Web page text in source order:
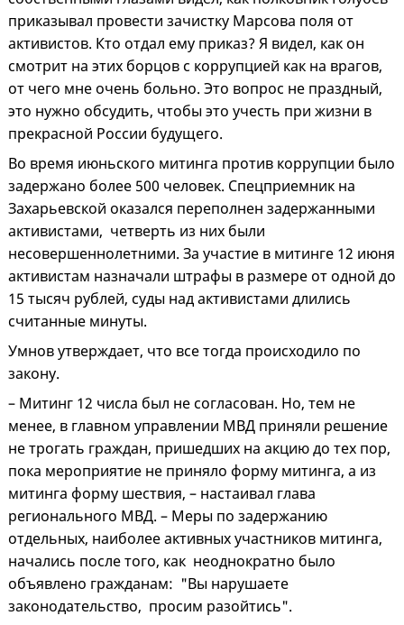
приказывал провести зачистку Марсова поля от
активистов. Кто отдал ему приказ? Я видел, как он
смотрит на этих борцов с коррупцией как на врагов,
от чего мне очень больно. Это вопрос не праздный,
это нужно обсудить, чтобы это учесть при жизни в
прекрасной России будущего.
Во время июньского митинга против коррупции было
задержано более 500 человек. Спецприемник на
Захарьевской оказался переполнен задержанными
активистами, четверть из них были
несовершеннолетними. За участие в митинге 12 июня
активистам назначали штрафы в размере от одной до
15 тысяч рублей, суды над активистами длились
считанные минуты.
Умнов утверждает, что все тогда происходило по
закону.
– Митинг 12 числа был не согласован. Но, тем не
менее, в главном управлении МВД приняли решение
не трогать граждан, пришедших на акцию до тех пор,
пока мероприятие не приняло форму митинга, а из
митинга форму шествия, – настаивал глава
регионального МВД. – Меры по задержанию
отдельных, наиболее активных участников митинга,
начались после того, как неоднократно было
объявлено гражданам: "Вы нарушаете
законодательство, просим разойтись".